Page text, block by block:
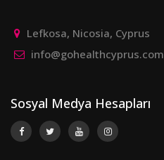
Lefkosa, Nicosia, Cyprus
info@gohealthcyprus.com
Sosyal Medya Hesapları